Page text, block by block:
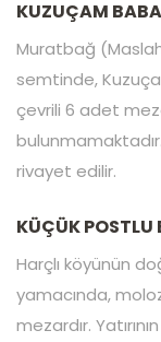
KUZUÇAM
Muratbağ
semtinde,
çevrili 6 adet
rivayet edilir.
KÜÇÜK
Harçlı köyünün
yamacında,
mezardır.